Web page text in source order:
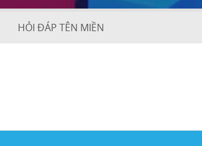
HỎI ĐÁP TÊN MIỀN